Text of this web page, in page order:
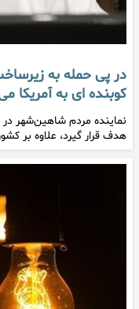
در پی حمله به
کوبنده ای به آمریکا
نماینده مردم شاهین‌شهر
هدف قرار گیرد، علاوه بر